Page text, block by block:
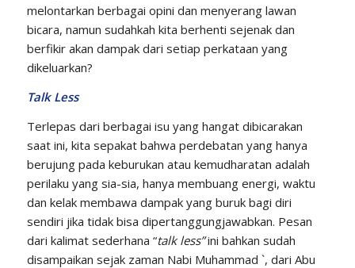
melontarkan berbagai opini dan menyerang lawan
bicara, namun sudahkah kita berhenti sejenak dan
berfikir akan dampak dari setiap perkataan yang
dikeluarkan?
Talk Less
Terlepas dari berbagai isu yang hangat dibicarakan
saat ini, kita sepakat bahwa perdebatan yang hanya
berujung pada keburukan atau kemudharatan adalah
perilaku yang sia-sia, hanya membuang energi, waktu
dan kelak membawa dampak yang buruk bagi diri
sendiri jika tidak bisa dipertanggungjawabkan. Pesan
dari kalimat sederhana “talk less”ini bahkan sudah
disampaikan sejak zaman Nabi Muhammad `, dari Abu